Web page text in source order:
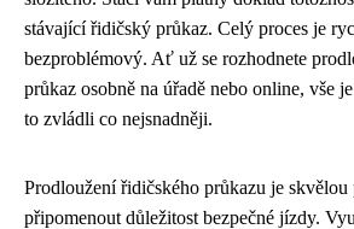
stávající řidičský průkaz. Celý proces je
bezproblémový. Ať už se rozhodnete
průkaz osobně na úřadě nebo online, vše
to zvládli co nejsnadněji.
Prodloužení řidičského průkazu je
připomenout důležitost bezpečné jízdy.